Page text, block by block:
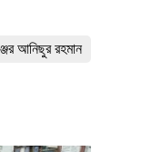
আনিছুর রহমান